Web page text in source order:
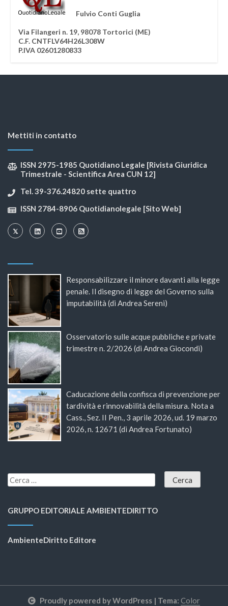
Fulvio Conti Guglia
Via Filangeri n. 19, 98078 Tortorici (ME)
C.F. CNTFLV64H26L308W
P.IVA 02601280833
Mettiti in contatto
ISSN 2975-1985 Quotidiano Legale [Rivista Giuridica
Trimestrale - Scientifica Area CUN 12]
Tel. 39-376.24820 sette quattro
ISSN 2784-8906 Quotidianolegale [Sito Web]
Responsabilizzare il minore davanti alla legge
penale. Il disegno di legge del Governo sulla
imputabilità (di Andrea Sereni)
Osservatorio sulle acque pubbliche e private
trimestre n. 2/2026 (di Andrea Giocondi)
Caducazione della confisca di prevenzione per
tardività e rinnovabilità della misura. Nota a
Cass., Sez. II Pen., 3 aprile 2026, ud. 19 marzo
2026, n. 12671 (di Andrea Fortunato)
GRUPPO EDITORIALE AMBIENTEDIRITTO
AmbienteDiritto Editore
Proudly powered by WordPress | Tema: Color